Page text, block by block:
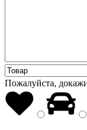
Пожалуйста,